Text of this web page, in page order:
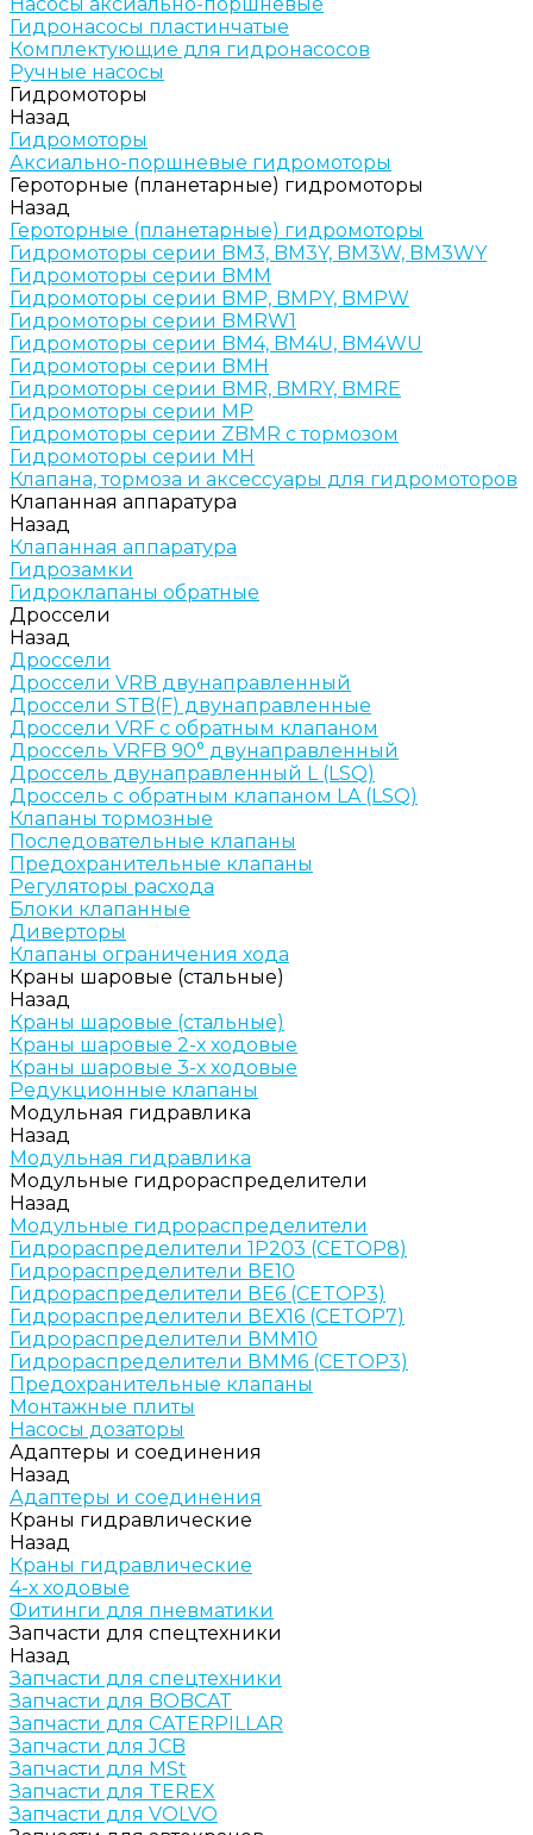
Гидронасосы пластинчатые
Комплектующие для гидронасосов
Ручные насосы
Гидромоторы
Назад
Гидромоторы
Аксиально-поршневые гидромоторы
Героторные (планетарные) гидромоторы
Назад
Героторные (планетарные) гидромоторы
Гидромоторы серии BM3, BM3Y, BM3W, BM3WY
Гидромоторы серии BMM
Гидромоторы серии BMP, BMPY, BMPW
Гидромоторы серии BMRW1
Гидромоторы серии BМ4, BM4U, BМ4WU
Гидромоторы серии BМH
Гидромоторы серии BМR, BMRY, BМRE
Гидромоторы серии MP
Гидромоторы серии ZBMR с тормозом
Гидромоторы серии МH
Клапана, тормоза и аксессуары для гидромоторов
Клапанная аппаратура
Назад
Клапанная аппаратура
Гидрозамки
Гидроклапаны обратные
Дроссели
Назад
Дроссели
Дроссели VRB двунаправленный
Дроссели STB(F) двунаправленные
Дроссели VRF с обратным клапаном
Дроссель VRFB 90° двунаправленный
Дроссель двунаправленный L (LSQ)
Дроссель с обратным клапаном LA (LSQ)
Клапаны тормозные
Последовательные клапаны
Предохранительные клапаны
Регуляторы расхода
Блоки клапанные
Диверторы
Клапаны ограничения хода
Краны шаровые (стальные)
Назад
Краны шаровые (стальные)
Краны шаровые 2-х ходовые
Краны шаровые 3-х ходовые
Редукционные клапаны
Модульная гидравлика
Назад
Модульная гидравлика
Модульные гидрораспределители
Назад
Модульные гидрораспределители
Гидрораспределители 1Р203 (CETOP8)
Гидрораспределители ВЕ10
Гидрораспределители ВЕ6 (CETOP3)
Гидрораспределители ВЕХ16 (CETOP7)
Гидрораспределители ВММ10
Гидрораспределители ВММ6 (CETOP3)
Предохранительные клапаны
Монтажные плиты
Насосы дозаторы
Адаптеры и соединения
Назад
Адаптеры и соединения
Краны гидравлические
Назад
Краны гидравлические
4-х ходовые
Фитинги для пневматики
Запчасти для спецтехники
Назад
Запчасти для спецтехники
Запчасти для BOBCAT
Запчасти для CATERPILLAR
Запчасти для JCB
Запчасти для MSt
Запчасти для TEREX
Запчасти для VOLVO